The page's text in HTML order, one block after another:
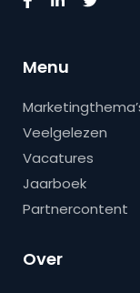
Menu
Veelgelezen
Vacatures
Jaarboek
Partnercontent
Over